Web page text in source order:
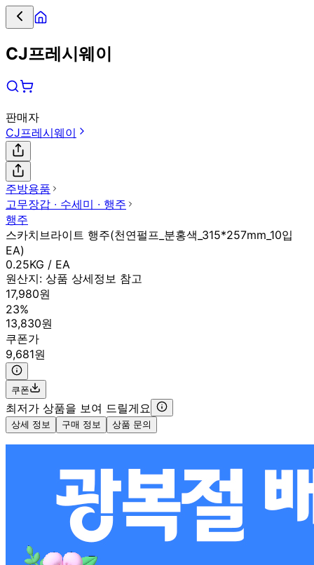
CJ프레시웨이
판매자
CJ프레시웨이
주방용품
고무장갑 ∙ 수세미 ∙ 행주
행주
스카치브라이트 행주(천연펄프_분홍색_315*257mm_10입
EA)
0.25KG / EA
원산지: 상품 상세정보 참고
17,980원
23%
13,830원
쿠폰가
9,681원
쿠폰
최저가 상품을 보여 드릴게요
상세 정보 구매 정보 상품 문의